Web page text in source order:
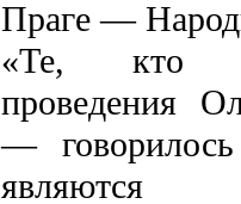
Праге —
«Те, кто
проведения
—
являются